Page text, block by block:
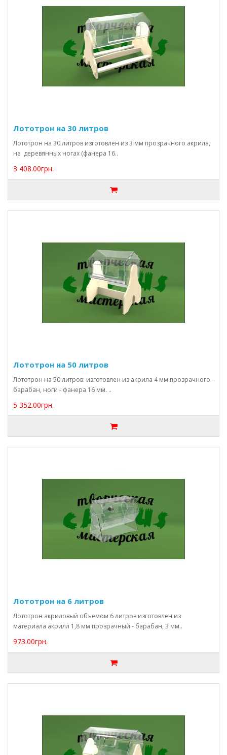
Лототрон на 30 литров
Лототрон на 30 литров изготовлен из 3 мм прозрачного акрила,
на деревянных ногах (фанера 16..
3 408.00грн.
Лототрон на 50 литров
Лототрон на 50 литров: изготовлен из акрила 4 мм прозрачного -
барабан, ноги - фанера 16 мм. ..
5 352.00грн.
Лототрон на 6 литров
Лототрон акриловый объемом 6 литров изготовлен из
материала акрилл 1,8 мм прозрачный - барабан, 3 мм..
973.00грн.